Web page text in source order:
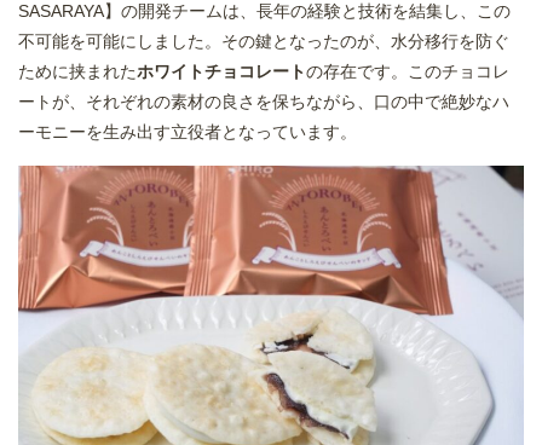
SASARAYA】の開発チームは、長年の経験と技術を結集し、この
不可能を可能にしました。その鍵となったのが、水分移行を防ぐ
ために挟まれたホワイトチョコレートの存在です。このチョコレ
ートが、それぞれの素材の良さを保ちながら、口の中で絶妙なハ
ーモニーを生み出す立役者となっています。